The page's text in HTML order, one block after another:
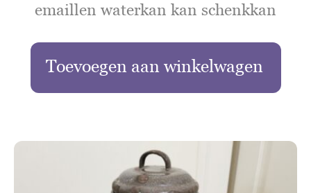
emaillen waterkan kan schenkkan
Toevoegen aan winkelwagen